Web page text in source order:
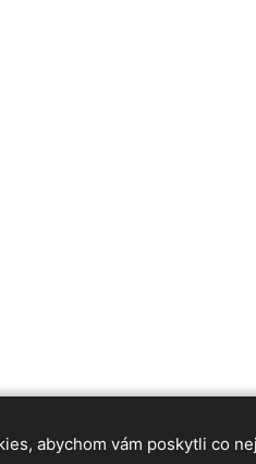
abychom vám poskytli co